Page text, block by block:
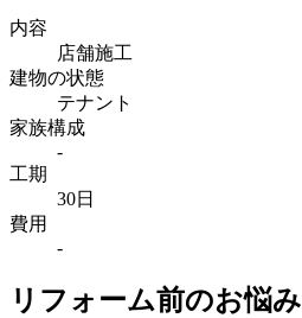
内容
店舗施工
建物の状態
テナント
家族構成
-
工期
30日
費用
-
リフォーム前のお悩み